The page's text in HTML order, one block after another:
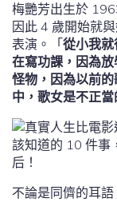
梅艷芳出生於
因此 4 歲開始就
表演。「 從小我
在寫功課，因為
怪物，因為以前
中，歌女是不正當
不論是同儕的耳